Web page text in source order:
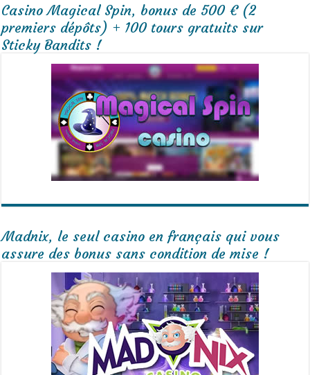
Casino Magical Spin, bonus de 500 € (2
premiers dépôts) + 100 tours gratuits sur
Sticky Bandits !
Madnix, le seul casino en français qui vous
assure des bonus sans condition de mise !